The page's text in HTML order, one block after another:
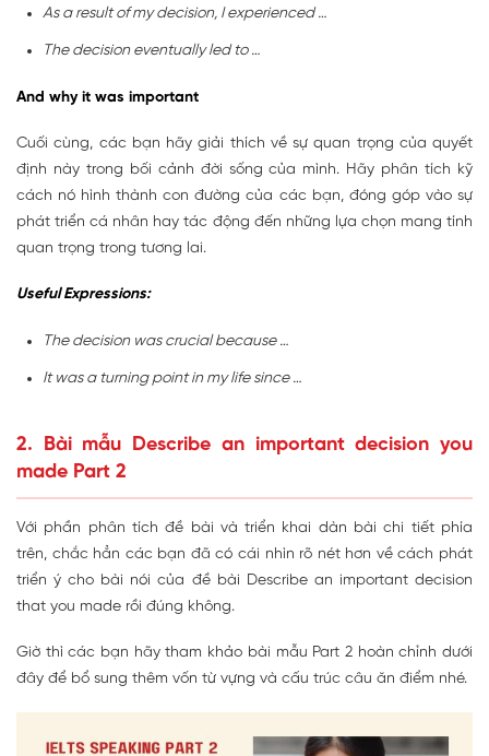
As a result of my decision, I experienced …
The decision eventually led to …
And why it was important
Cuối cùng, các bạn hãy giải thích về sự quan trọng của quyết
định này trong bối cảnh đời sống của mình. Hãy phân tích kỹ
cách nó hình thành con đường của các bạn, đóng góp vào sự
phát triển cá nhân hay tác động đến những lựa chọn mang tính
quan trọng trong tương lai.
Useful Expressions:
The decision was crucial because …
It was a turning point in my life since …
2. Bài mẫu Describe an important decision you
made Part 2
Với phần phân tích đề bài và triển khai dàn bài chi tiết phía
trên, chắc hẳn các bạn đã có cái nhìn rõ nét hơn về cách phát
triển ý cho bài nói của đề bài Describe an important decision
that you made rồi đúng không.
Giờ thì các bạn hãy tham khảo bài mẫu Part 2 hoàn chỉnh dưới
đây để bổ sung thêm vốn từ vựng và cấu trúc câu ăn điểm nhé.